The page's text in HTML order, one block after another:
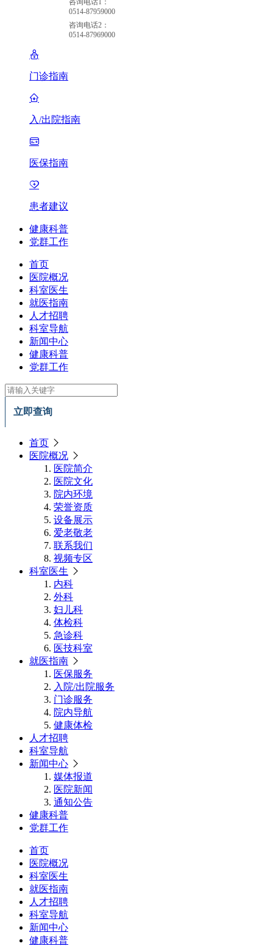
0514-87959000
咨询电话2：
0514-87969000
门诊指南
入/出院指南
医保指南
患者建议
健康科普
党群工作
首页
医院概况
科室医生
就医指南
人才招聘
科室导航
新闻中心
健康科普
党群工作
立即查询
首页
医院概况
医院简介
医院文化
院内环境
荣誉资质
设备展示
爱老敬老
联系我们
视频专区
科室医生
内科
外科
妇儿科
体检科
急诊科
医技科室
就医指南
医保服务
入院/出院服务
门诊服务
院内导航
健康体检
人才招聘
科室导航
新闻中心
媒体报道
医院新闻
通知公告
健康科普
党群工作
首页
医院概况
科室医生
就医指南
人才招聘
科室导航
新闻中心
健康科普